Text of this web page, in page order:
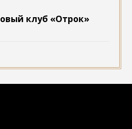
клуб «Отрок»